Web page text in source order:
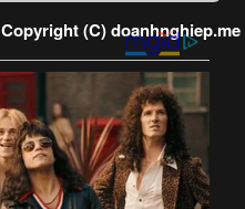
Copyright (C) doanhnghiep.me
2016